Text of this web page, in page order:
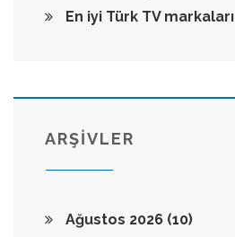
En iyi Türk TV markaları
ARŞİVLER
Ağustos 2026 (10)